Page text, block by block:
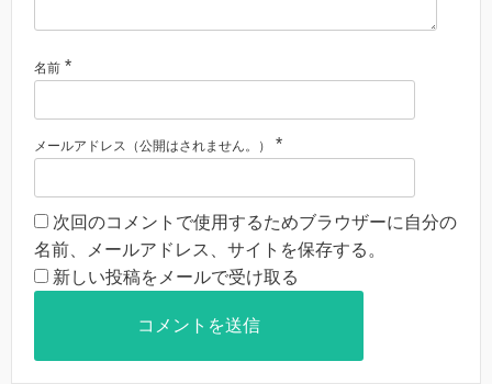
名前 *
メールアドレス（公開はされません。） *
次回のコメントで使用するためブラウザーに自分の
名前、メールアドレス、サイトを保存する。
新しい投稿をメールで受け取る